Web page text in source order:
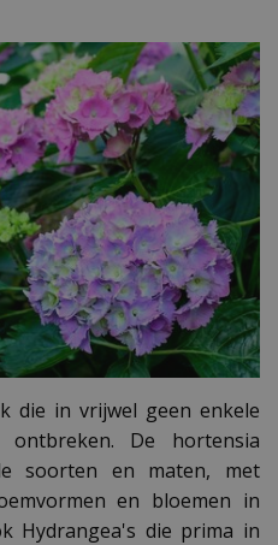
die in vrijwel geen enkele
De hortensia
soorten en maten, met
en bloemen in
Hydrangea's die prima in